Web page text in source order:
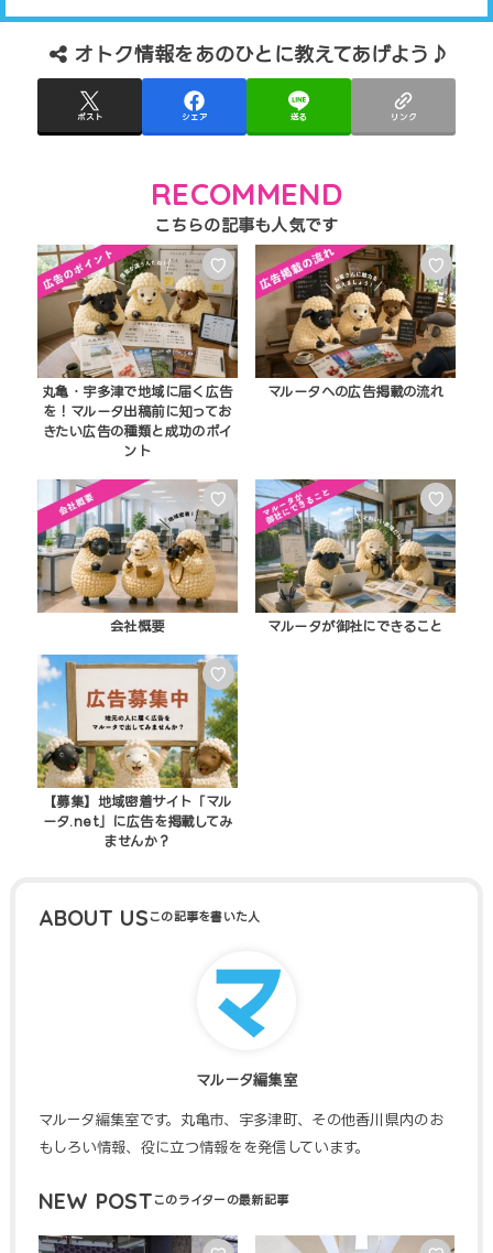
オトク情報をあのひとに教えてあげよう♪
ポスト シェア 送る リンク
RECOMMEND
♡
丸亀・宇多津で地域に届く広告
を！マルータ出稿前に知ってお
きたい広告の種類と成功のポイ
ント
♡
マルータへの広告掲載の流れ
♡
会社概要
♡
マルータが御社にできること
♡
【募集】地域密着サイト「マル
ータ.net」に広告を掲載してみ
ませんか？
ABOUT US
マルータ編集室
マルータ編集室です。丸亀市、宇多津町、その他香川県内のお
もしろい情報、役に立つ情報をを発信しています。
NEW POST